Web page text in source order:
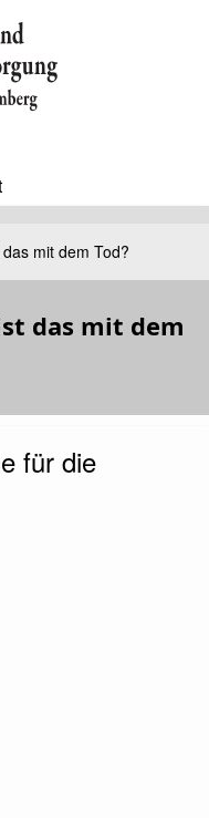
mit dem Tod?
das mit dem
für die